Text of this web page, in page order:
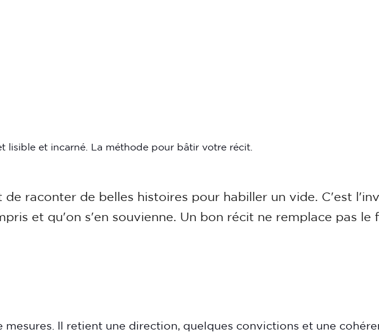
lisible et incarné. La méthode pour bâtir votre récit.
raconter de belles histoires pour habiller un vide. C'est
et qu'on s'en souvienne. Un bon récit ne remplace pas le
Il retient une direction, quelques convictions et une